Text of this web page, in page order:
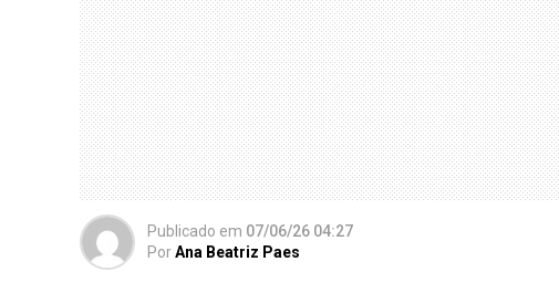
Publicado em 07/06/26 04:27
PorAna Beatriz Paes